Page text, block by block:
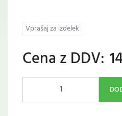
Vprašaj za izdelek
Cena z DDV: